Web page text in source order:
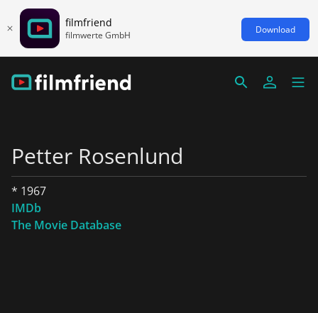
filmfriend
filmwerte GmbH Download
Petter Rosenlund
* 1967
IMDb
The Movie Database